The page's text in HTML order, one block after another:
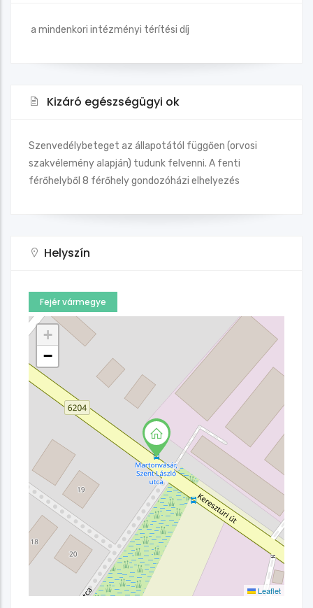
a mindenkori intézményi térítési díj
Kizáró egészségügyi ok
Szenvedélybeteget az állapotától függően (orvosi
szakvélemény alapján) tudunk felvenni. A fenti
férőhelyből 8 férőhely gondozóházi elhelyezés
Helyszín
Fejér vármegye
+
−
Leaflet